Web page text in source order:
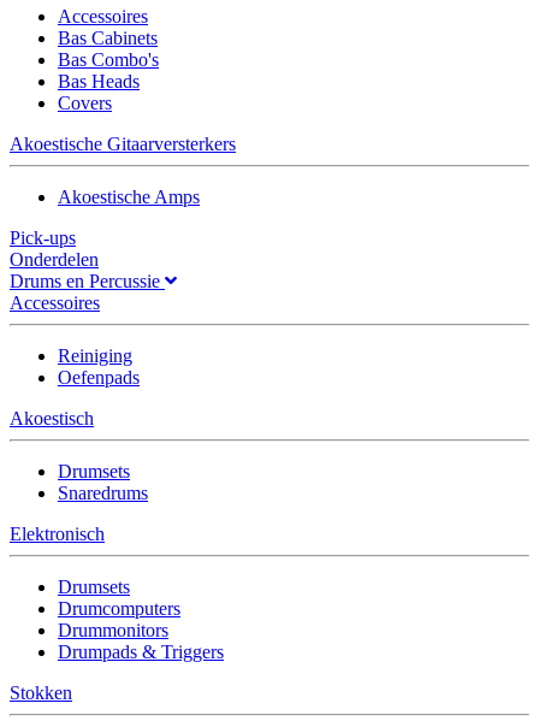
Accessoires
Bas Cabinets
Bas Combo's
Bas Heads
Covers
Akoestische Gitaarversterkers
Akoestische Amps
Pick-ups
Onderdelen
Drums en Percussie
Accessoires
Reiniging
Oefenpads
Akoestisch
Drumsets
Snaredrums
Elektronisch
Drumsets
Drumcomputers
Drummonitors
Drumpads & Triggers
Stokken